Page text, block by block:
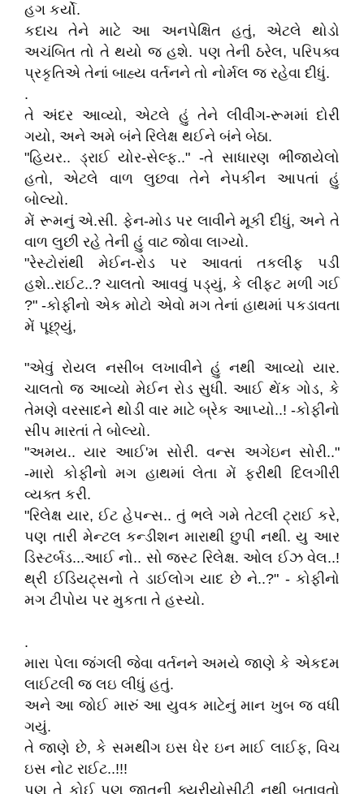
હગ કર્યો.
કદાચ તેને માટે આ અનપેક્ષિત હતું, એટલે થોડો
અચંબિત તો તે થયો જ હશે. પણ તેની ઠરેલ, પરિપક્વ
પ્રકૃતિએ તેનાં બાહ્ય વર્તનને તો નોર્મલ જ રહેવા દીધું.
.
તે અંદર આવ્યો, એટલે હું તેને લીવીંગ-રૂમમાં દોરી
ગયો, અને અમે બંને રિલેક્ષ થઈને બંને બેઠા.
"હિયર.. ડ્રાઈ યોર-સેલ્ફ.." -તે સાધારણ ભીંજાયેલો
હતો, એટલે વાળ લુછવા તેને નેપકીન આપતાં હું
બોલ્યો.
મેં રૂમનું એ.સી. ફેન-મોડ પર લાવીને મૂકી દીધું, અને તે
વાળ લુછી રહે તેની હું વાટ જોવા લાગ્યો.
"રેસ્ટોરાંથી મેઈન-રોડ પર આવતાં તકલીફ પડી
હશે..રાઈટ..? ચાલતો આવવું પડ્યું, કે લીફ્ટ મળી ગઈ
?" -કોફીનો એક મોટો એવો મગ તેનાં હાથમાં પકડાવતા
મેં પૂછ્યું,
"એવું રોયલ નસીબ લખાવીને હું નથી આવ્યો યાર.
ચાલતો જ આવ્યો મેઈન રોડ સુધી. આઈ થેંક ગોડ, કે
તેમણે વરસાદને થોડી વાર માટે બ્રેક આપ્યો..! -કોફીનો
સીપ મારતાં તે બોલ્યો.
"અમય.. યાર આઈ'મ સોરી. વન્સ અગેઇન સોરી.."
-મારો કોફીનો મગ હાથમાં લેતા મેં ફરીથી દિલગીરી
વ્યક્ત કરી.
"રિલેક્ષ યાર, ઈટ હેપન્સ.. તું ભલે ગમે તેટલી ટ્રાઈ કરે,
પણ તારી મેન્ટલ કન્ડીશન મારાથી છુપી નથી. યુ આર
ડિસ્ટર્બડ...આઈ નો.. સો જસ્ટ રિલેક્ષ. ઓલ ઈઝ વેલ..!
થ્રી ઈડિયટ્સનો તે ડાઈલોગ યાદ છે ને..?" - કોફીનો
મગ ટીપોય પર મુકતા તે હસ્યો.
.
મારા પેલા જંગલી જેવા વર્તનને અમયે જાણે કે એકદમ
લાઈટલી જ લઇ લીધું હતું.
અને આ જોઈ મારું આ યુવક માટેનું માન ખુબ જ વધી
ગયું.
તે જાણે છે, કે સમથીંગ ઇસ ધેર ઇન માઈ લાઈફ, વિચ
ઇસ નોટ રાઈટ..!!!
પણ તે કોઈ પણ જાતની ક્યુરીયોસીટી નથી બતાવતો